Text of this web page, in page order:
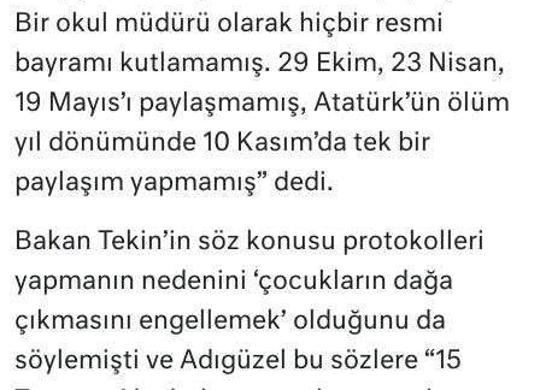
Bir okul müdürü olarak hiçbir resmi
bayramı kutlamamış. 29 Ekim, 23 Nisan,
19 Mayıs’ı paylaşmamış, Atatürk’ün ölüm
yıl dönümünde 10 Kasım’da tek bir
paylaşım yapmamış” dedi.
Bakan Tekin’in söz konusu protokolleri
yapmanın nedenini ‘çocukların dağa
çıkmasını engellemek’ olduğunu da
söylemişti ve Adıgüzel bu sözlere “15